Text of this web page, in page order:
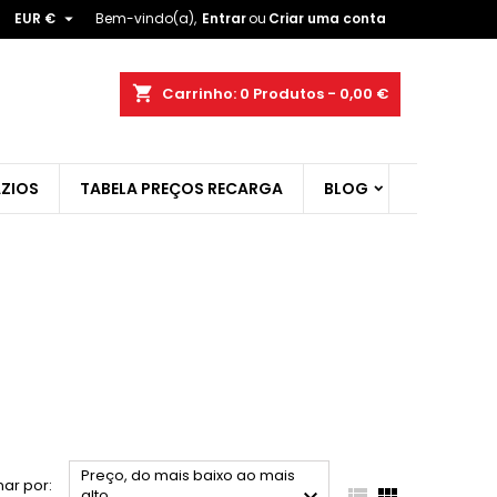
Bem-vindo(a), Entrarou Criar uma conta
EUR € 
shopping_cart Carrinho: 0 Produtos - 0,00 €
TABELA PREÇOS RECARGA BLOG
por:
Preço, do mais baixo ao mais